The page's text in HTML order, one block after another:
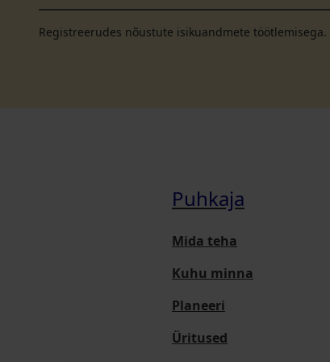
Registreerudes nõustute isikuandmete töötlemisega.
Puhkaja
Mida teha
Kuhu minna
Planeeri
Üritused